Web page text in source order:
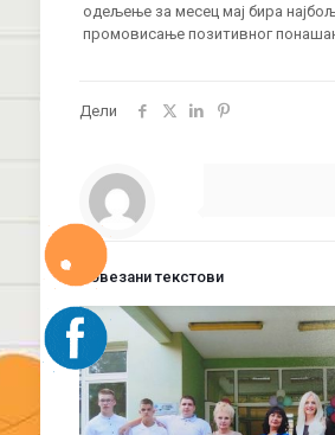
одељење за месец мај бира
промовисање позитивног
Дели
Повезани текстови